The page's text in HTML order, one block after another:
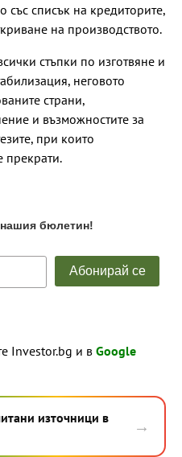
със списък на кредиторите,
на производството.
стъпки по изготвяне и
неговото
страни,
и възможностите за
при които
прекрати.
Investor.bg и в Google
източници в
→